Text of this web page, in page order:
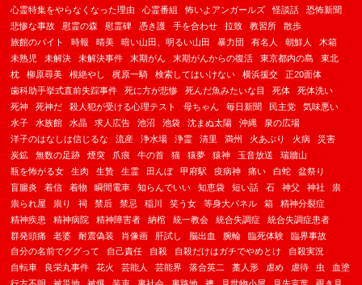
心霊特集をやらなくなった理由
心霊番組 怖いよアンガールズ 怪談話
恐怖新聞
悲惨な事故
慰霊の森 慰霊碑 憑き護 手を合わせ 拉致 教習所
散歩
旅館のバイト
時報 晴美 暗い山田、明るい山田 暴力団 有名人 朝鮮人
木箱
未熟児
未解決 未解決事件 末期がん 末期がんからの復活 東京都内の島
東北
枕
柳原尋美 根絶やし 梶原一騎 検索してはいけない 横浜援交
正20面体
歯科助手挙式直前失踪事件
死に方が悲惨 死んだ魚みたいな目 死体
死体洗い
死神
死神だ 殺人犯が受ける心理テスト 母ちゃん 毎日新聞 民主党
気味悪い
水子
水族館 水晶 求人広告 池沼 池袋 沈まぬ太陽 沖縄
泉の広場
洋子のはなしは信じるな
流産 浄水場 浄霊 清里 満州 火あぶり 火病
災害
炭鉱
無数の足跡 煙突 爪痕 牛の首 猫 猿夢 猿神 玉音放送
瑞牆山
瓶を怖がる女
生肉 生贄 生霊 田んぼ 甲府駅 疫病神 痛い 白蛇
盆祭り
盲腸炎
着信 着物 瞬間電車 知らんでいい 知恵袋 短い話 石 神父 神社
祟
祟られ屋
祟り 祠 禁后 禁忌 稲川 笑う女 等身大パネル 箱
精神分裂症
精神疾患
精神病院 精神障害者 納棺 統一教会 統合失調症
統合失調症患者
群発頭痛
老婆 耐震偽装 肖像画 肝試し 脳出血 腕輪 臨死体験
臨界事故
自分の名前でググって
自己責任 自殺 自殺だけはガチでやめとけ
自殺実況
自転車
良栄丸事件 花火 芸能人 芸能界 落合英二 藁人形 虐め 虐待 虫
血塗